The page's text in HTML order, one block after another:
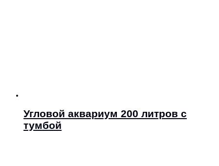
Угловой аквариум 200 литров с
тумбой